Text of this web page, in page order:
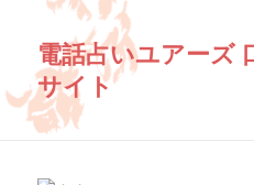
電話占いユアーズ
サイト